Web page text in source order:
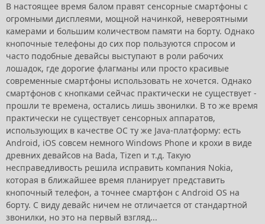
В настоящее время балом правят сенсорные смартфоны с
огромными дисплеями, мощной начинкой, невероятными
камерами и большим количеством памяти на борту. Однако
кнопочные телефоны до сих пор пользуются спросом и
часто подобные девайсы выступают в роли рабочих
лошадок, где дорогие флагманы или просто красивые
современные смартфоны использовать не хочется. Однако
смартфонов с кнопками сейчас практически не существует -
прошли те времена, остались лишь звонилки. В то же время
практически не существует сенсорных аппаратов,
использующих в качестве ОС ту же Java-платформу: есть
Android, iOS совсем немного Windows Phone и крохи в виде
древних девайсов на Bada, Tizen и т.д. Такую
несправедливость решила исправить компания Nokia,
которая в ближайшее время планирует представить
кнопочный телефон, а точнее смартфон с Android OS на
борту. С виду девайс ничем не отличается от стандартной
звонилки, но это на первый взгляд...